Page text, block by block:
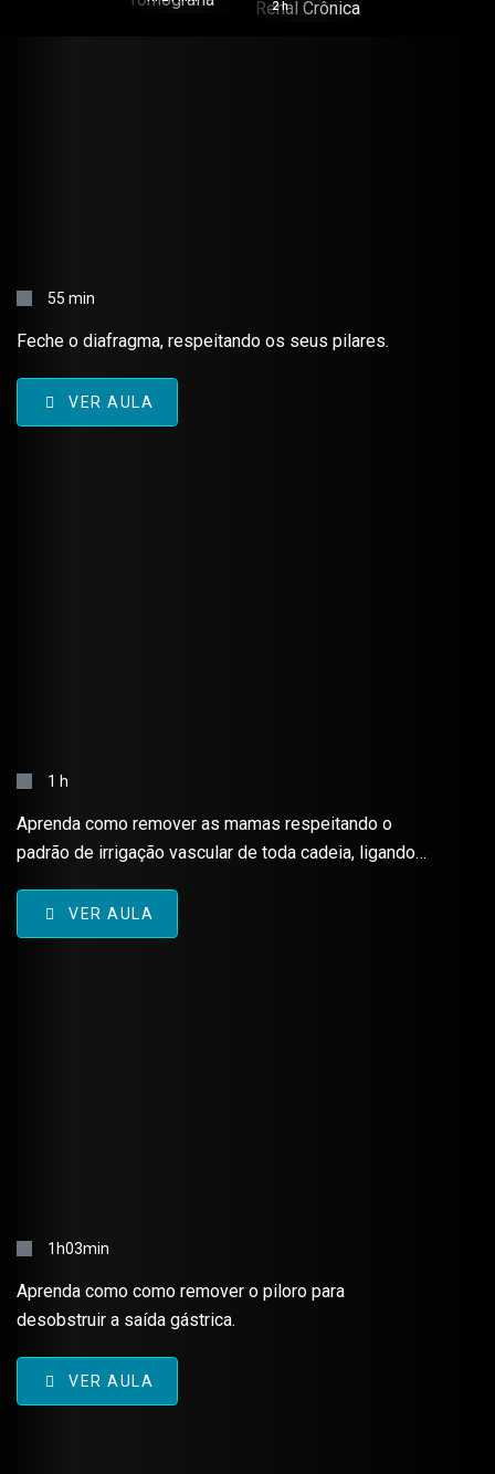
Crônica
2 h
55 min
Feche o diafragma, respeitando os seus pilares.
VER AULA
1 h
Aprenda como remover as mamas respeitando o
padrão de irrigação vascular de toda cadeia, ligando-
organizada e com pouca perda sanguínea.
VER AULA
1h03min
Aprenda como como remover o piloro para
desobstruir a saída gástrica.
VER AULA